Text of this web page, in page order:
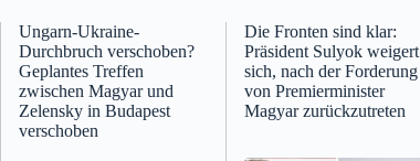
Ungarn-Ukraine-
Durchbruch verschoben?
Geplantes Treffen
zwischen Magyar und
Zelensky in Budapest
verschoben
Die Fronten sind klar:
Präsident Sulyok weigert
sich, nach der Forderung
von Premierminister
Magyar zurückzutreten